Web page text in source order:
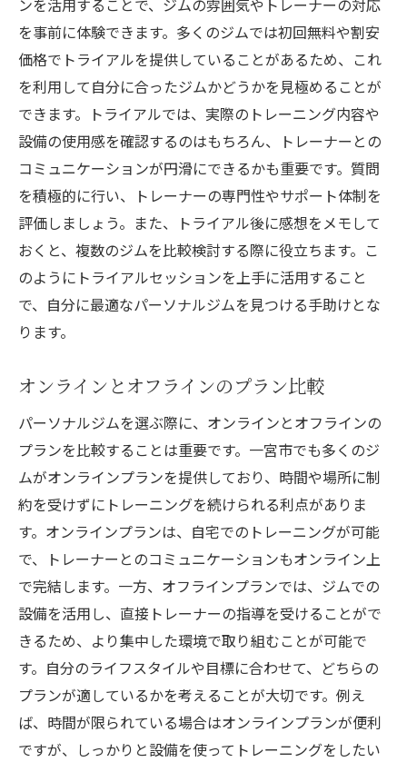
ンを活用することで、ジムの雰囲気やトレーナーの対応
を事前に体験できます。多くのジムでは初回無料や割安
価格でトライアルを提供していることがあるため、これ
を利用して自分に合ったジムかどうかを見極めることが
できます。トライアルでは、実際のトレーニング内容や
設備の使用感を確認するのはもちろん、トレーナーとの
コミュニケーションが円滑にできるかも重要です。質問
を積極的に行い、トレーナーの専門性やサポート体制を
評価しましょう。また、トライアル後に感想をメモして
おくと、複数のジムを比較検討する際に役立ちます。こ
のようにトライアルセッションを上手に活用すること
で、自分に最適なパーソナルジムを見つける手助けとな
ります。
オンラインとオフラインのプラン比較
パーソナルジムを選ぶ際に、オンラインとオフラインの
プランを比較することは重要です。一宮市でも多くのジ
ムがオンラインプランを提供しており、時間や場所に制
約を受けずにトレーニングを続けられる利点がありま
す。オンラインプランは、自宅でのトレーニングが可能
で、トレーナーとのコミュニケーションもオンライン上
で完結します。一方、オフラインプランでは、ジムでの
設備を活用し、直接トレーナーの指導を受けることがで
きるため、より集中した環境で取り組むことが可能で
す。自分のライフスタイルや目標に合わせて、どちらの
プランが適しているかを考えることが大切です。例え
ば、時間が限られている場合はオンラインプランが便利
ですが、しっかりと設備を使ってトレーニングをしたい